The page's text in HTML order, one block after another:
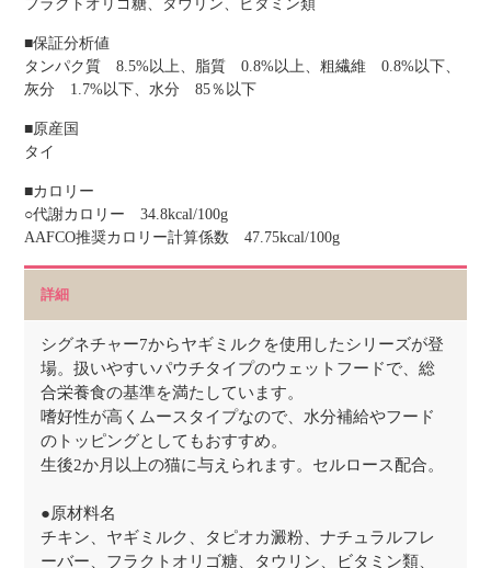
フラクトオリゴ糖、タウリン、ビタミン類
■保証分析値
タンパク質 8.5%以上、脂質 0.8%以上、粗繊維 0.8%以下、
灰分 1.7%以下、水分 85％以下
■原産国
タイ
■カロリー
○代謝カロリー 34.8kcal/100g
AAFCO推奨カロリー計算係数 47.75kcal/100g
詳細
シグネチャー7からヤギミルクを使用したシリーズが登
場。扱いやすいパウチタイプのウェットフードで、総
合栄養食の基準を満たしています。
嗜好性が高くムースタイプなので、水分補給やフード
のトッピングとしてもおすすめ。
生後2か月以上の猫に与えられます。セルロース配合。
●原材料名
チキン、ヤギミルク、タピオカ澱粉、ナチュラルフレ
ーバー、フラクトオリゴ糖、タウリン、ビタミン類、